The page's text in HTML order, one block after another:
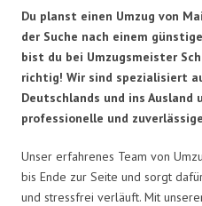
Du planst einen Umzug von
der Suche nach einem
bist du bei Umzugsmeister
richtig! Wir sind spezialisiert
Deutschlands und ins Ausland
professionelle und
Unser erfahrenes Team von
bis Ende zur Seite und sorgt
und stressfrei verläuft. Mit